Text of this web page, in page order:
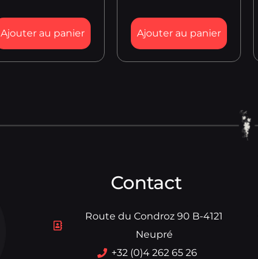
Ajouter au panier Ajouter au panier
Contact
Route du Condroz 90 B-4121
Neupré
+32 (0)4 262 65 26